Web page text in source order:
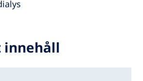
innehåll